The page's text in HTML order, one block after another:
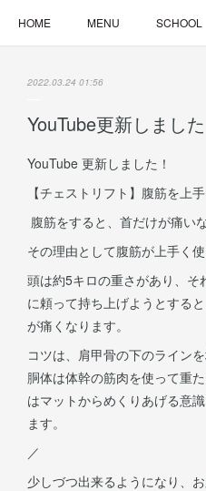
HOME MENU SCHOOL
2022.03.24 01:56
YouTube更新しました
YouTube 更新しました！
【チェストリフト】腹筋を上
腹筋をすると、首だけが痛い
その理由として腹筋が上手く
頭は約5キロの重さがあり、そ
に頼って持ち上げようとする
が痛くなります。
コツは、肩甲骨の下のライン
胴体は体幹の筋肉を使って重
はマットからめくりあげる意
ます。
／
少しづつ出来るようになり、